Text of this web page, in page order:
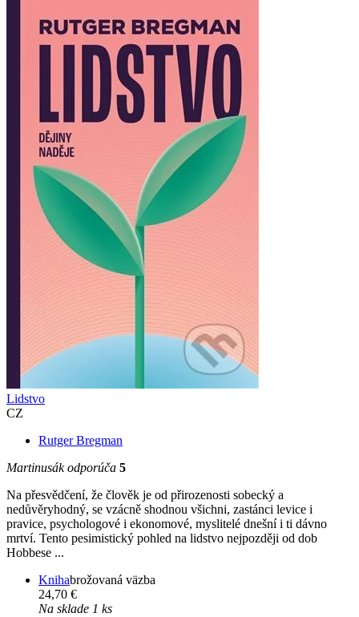
Lidstvo
CZ
Rutger Bregman
Martinusák odporúča 5
Na přesvědčení, že člověk je od přirozenosti sobecký a
nedůvěryhodný, se vzácně shodnou všichni, zastánci levice i
pravice, psychologové i ekonomové, myslitelé dnešní i ti dávno
mrtví. Tento pesimistický pohled na lidstvo nejpozději od dob
Hobbese ...
Knihabrožovaná väzba
24,70 €
Na sklade 1 ks